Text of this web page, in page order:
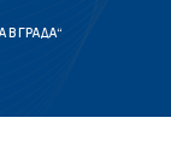
ГРАДА“